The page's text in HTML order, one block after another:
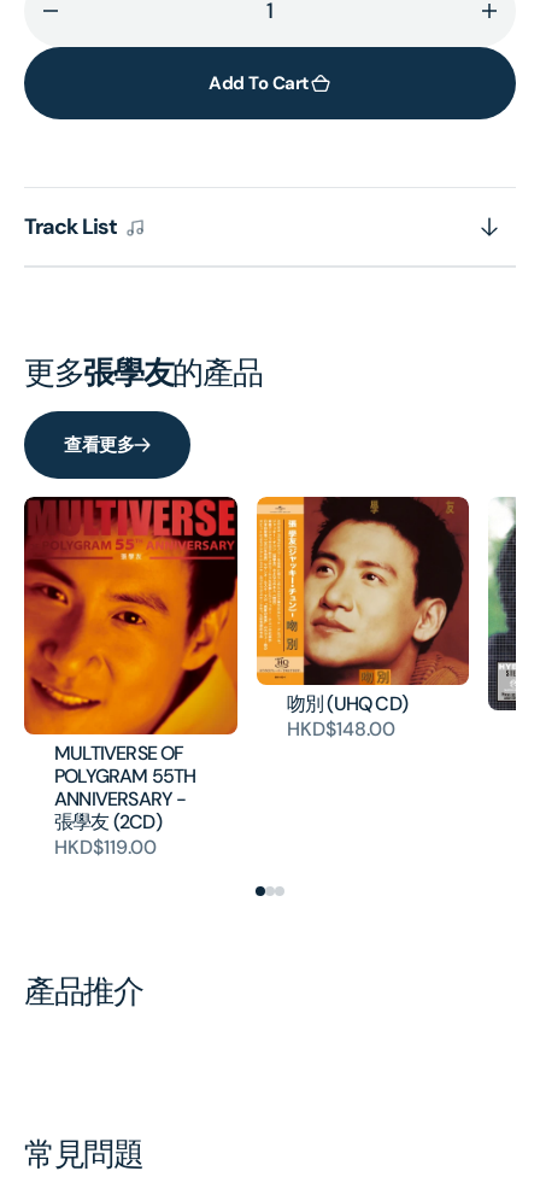
quantity
愛
響
曲
for
愛
響
曲
Add To Cart
Track List
更多張學友的產品
查看更多
MULTIVERSE OF
POLYGRAM 55TH
ANNIVERSARY -
張學友 (2CD)
HKD$119.00
吻別 (UHQ CD)
HKD$148.00
產品推介
常見問題